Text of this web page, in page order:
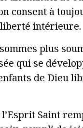
consent à
intérieure.
plus
qui se
de Dieu
Saint